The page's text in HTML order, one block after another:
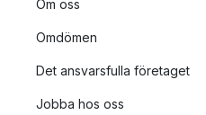
Om oss
Omdömen
Det ansvarsfulla företaget
Jobba hos oss